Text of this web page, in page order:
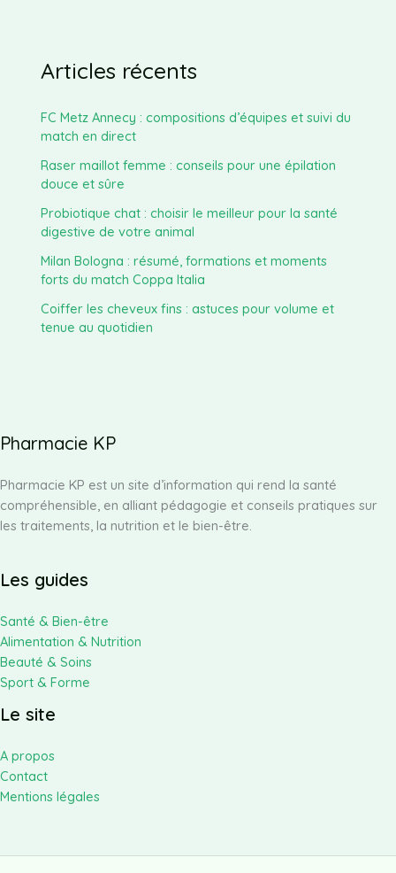
Articles récents
FC Metz Annecy : compositions d’équipes et suivi du
match en direct
Raser maillot femme : conseils pour une épilation
douce et sûre
Probiotique chat : choisir le meilleur pour la santé
digestive de votre animal
Milan Bologna : résumé, formations et moments
forts du match Coppa Italia
Coiffer les cheveux fins : astuces pour volume et
tenue au quotidien
Pharmacie KP
Pharmacie KP est un site d’information qui rend la santé
compréhensible, en alliant pédagogie et conseils pratiques sur
les traitements, la nutrition et le bien-être.
Les guides
Santé & Bien-être
Alimentation & Nutrition
Beauté & Soins
Sport & Forme
Le site
A propos
Contact
Mentions légales